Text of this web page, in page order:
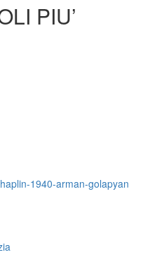
PIU’